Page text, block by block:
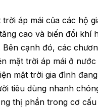
áp mái của các hộ
cao và biến đổi khí
cạnh đó, các
mặt trời áp mái ở nước
mặt trời gia đình
tiêu dùng nhanh
thị phần trong cơ